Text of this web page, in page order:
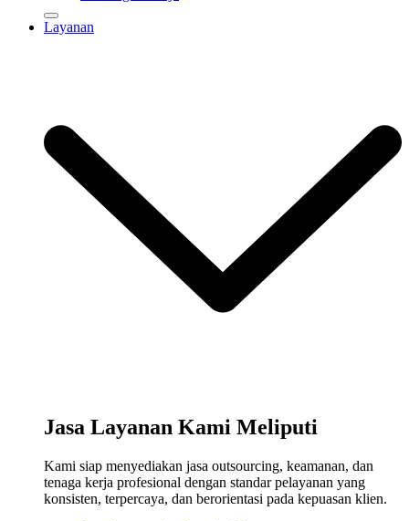
Layanan
Jasa Layanan Kami Meliputi
Kami siap menyediakan jasa outsourcing, keamanan, dan
tenaga kerja profesional dengan standar pelayanan yang
konsisten, terpercaya, dan berorientasi pada kepuasan klien.